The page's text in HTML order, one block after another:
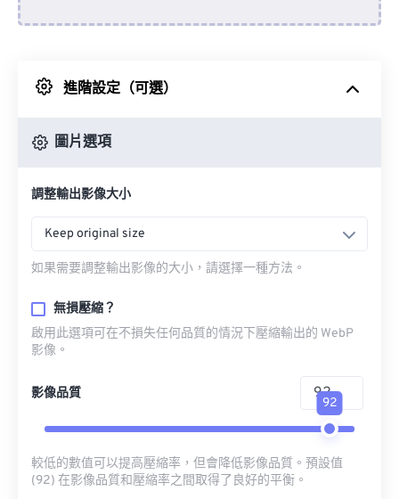
來自 Google 雲端硬碟
進階設定（可選）
圖片選項
調整輸出影像大小
Keep original size
如果需要調整輸出影像的大小，請選擇一種方法。
無損壓縮？
啟用此選項可在不損失任何品質的情況下壓縮輸出的 WebP
影像。
影像品質
92
較低的數值可以提高壓縮率，但會降低影像品質。預設值
(92) 在影像品質和壓縮率之間取得了良好的平衡。